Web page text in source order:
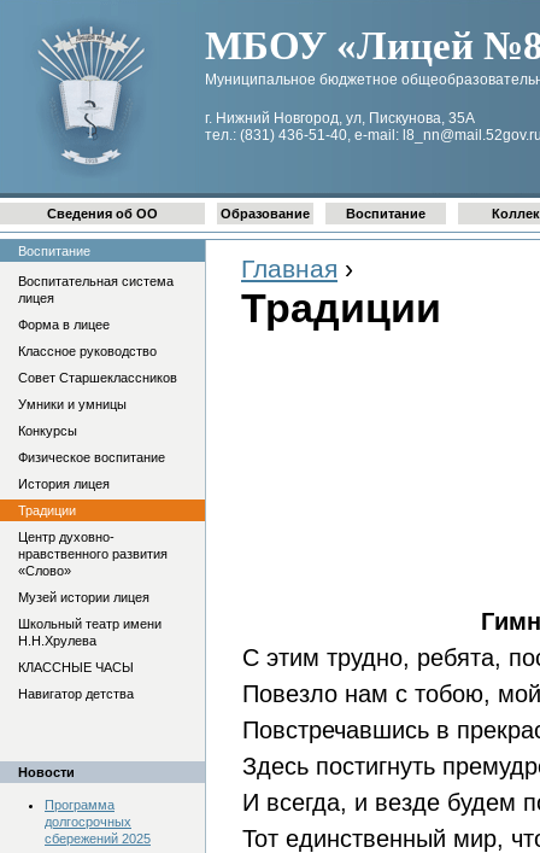
МБОУ «Лицей №8
Муниципальное бюджетное
г. Нижний Новгород, ул, Пискунова, 35А
тел.: (831) 436-51-40, e-mail:
Главная ›
Традиции
С этим трудно, ребята,
Повезло нам с тобою, мой
Повстречавшись в
Здесь постигнуть
И всегда, и везде будем
Тот единственный мир, ч
Сведения об ОО Образование Воспитание
Воспитание
Воспитательная система
лицея
Форма в лицее
Классное руководство
Совет Старшеклассников
Умники и умницы
Конкурсы
Физическое воспитание
История лицея
Традиции
Центр духовно-
нравственного развития
«Слово»
Музей истории лицея
Школьный театр имени
Н.Н.Хрулева
КЛАССНЫЕ ЧАСЫ
Навигатор детства
Новости
Программа
долгосрочных
сбережений 2025